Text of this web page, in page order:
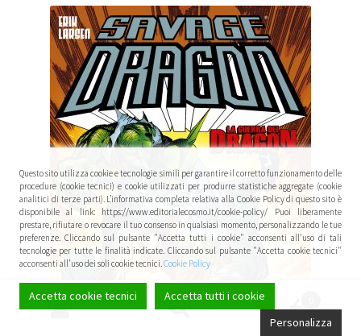
Questo sito utilizza cookie e tecnologie simili per garantire il corretto funzionamento delle
procedure (cookie tecnici) e cookie utilizzati per produrre statistiche aggregate (cookie
analitici di terze parti). L’informativa completa relativa alla Cookie Policy di questo sito è
disponibile al link: https://www.editorialecosmo.it/cookie-policy/ Puoi liberamente
prestare, rifiutare o revocare il tuo consenso in qualsiasi momento, personalizzando le tue
preferenze. Cliccando sul pulsante "Accetta tutti i cookie" acconsenti all'uso di tali
tecnologie per tutte le finalità indicate. Cliccando sul pulsante "Accetta cookie tecnici"
acconsenti all'uso dei soli cookie tecnici.Cookie Policy
Accetta cookie tecnici
Accetta tutti i cookie
Personalizza